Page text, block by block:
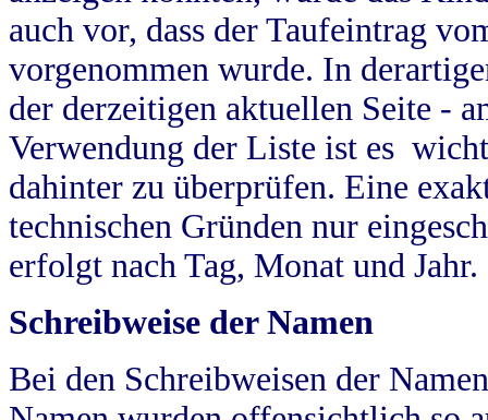
auch vor, dass der Taufeintrag
vorgenommen wurde. In
der derzeitigen aktuellen Seite -
Verwendung der Liste ist es
dahinter zu überprüfen. Eine
technischen Gründen nur
erfolgt nach Tag, Monat und Jahr.
Schreibweise der Namen
Bei den Schreibweisen der